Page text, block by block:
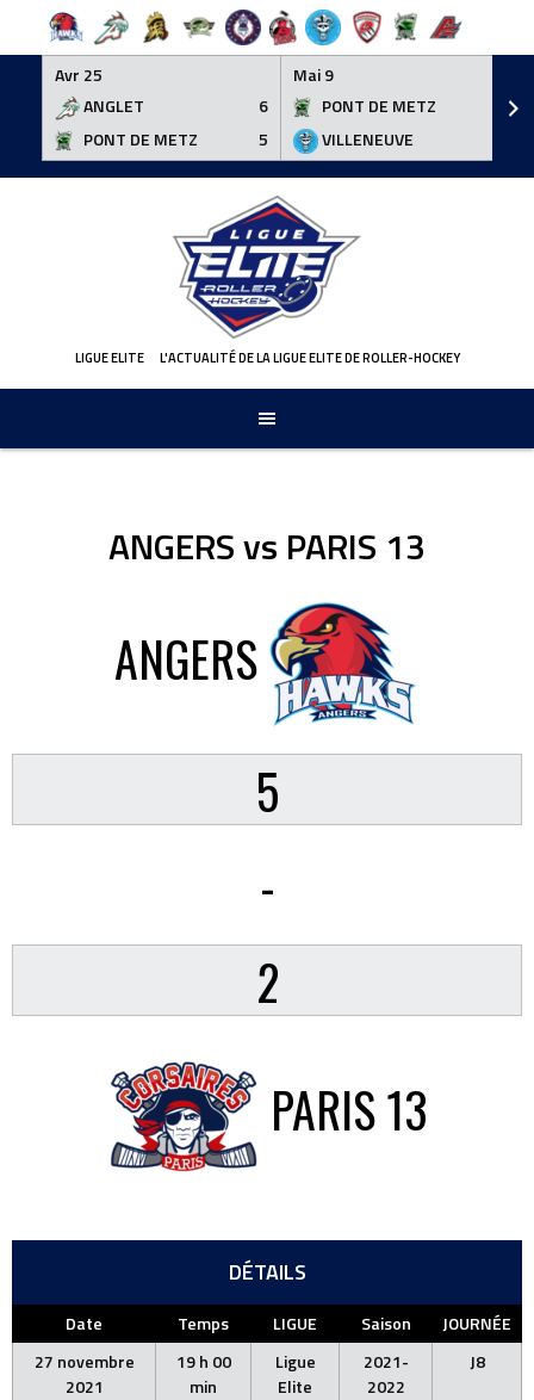
Avr 25
ANGLET
6
PONT DE METZ
5
Mai 9
PONT DE METZ
VILLENEUVE
LIGUE ELITE L'ACTUALITÉ DE LA LIGUE ELITE DE ROLLER-HOCKEY
ANGERS vs PARIS 13
ANGERS
5
-
2
PARIS 13
DÉTAILS
Date Temps LIGUE Saison
JOURNÉE
27 novembre
2021
19 h 00
min
Ligue
Elite
2021-
2022
J8